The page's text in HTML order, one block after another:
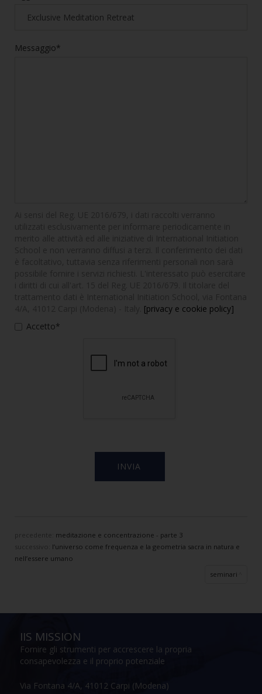
Messaggio*
[privacy e cookie policy]
Accetto*
precedente: meditazione e concentrazione - parte 3
l’universo come frequenza e la geometria sacra in natura e
nell’essere umano
seminari
IIS MISSION
Fornire gli strumenti per accrescere la propria
consapevolezza e il proprio potenziale
Via Fontana 4/A, 41012 Carpi (Modena)